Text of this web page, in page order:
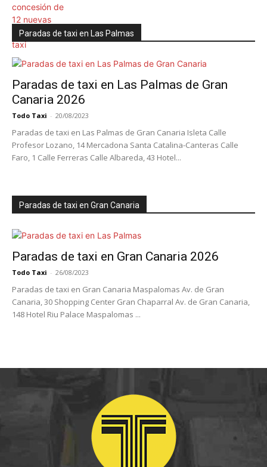
Paradas de taxi en Las Palmas
Paradas de taxi en Las Palmas de Gran
Canaria 2026
Todo Taxi - 20/08/2023
Paradas de taxi en Las Palmas de Gran Canaria Isleta Calle
Profesor Lozano, 14 Mercadona Santa Catalina-Canteras Calle
Faro, 1 Calle Ferreras Calle Albareda, 43 Hotel...
Paradas de taxi en Gran Canaria
Paradas de taxi en Gran Canaria 2026
Todo Taxi - 26/08/2023
Paradas de taxi en Gran Canaria Maspalomas Av. de Gran
Canaria, 30 Shopping Center Gran Chaparral Av. de Gran Canaria,
148 Hotel Riu Palace Maspalomas ...